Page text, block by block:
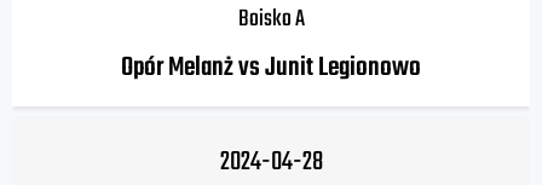
Boisko A
Opór Melanż vs Junit Legionowo
2024-04-28